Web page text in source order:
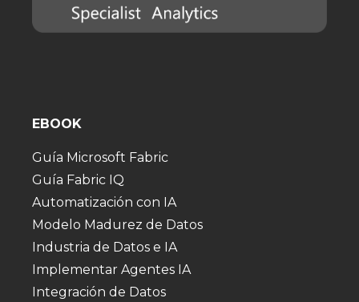
EBOOK
Guía Microsoft Fabric
Guía Fabric IQ
Automatización con IA
Modelo Madurez de Datos
Industria de Datos e IA
Implementar Agentes IA
Integración de Datos